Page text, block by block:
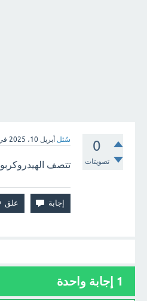
0
تصويتات
سُئل أبريل 10، 2025
تتصف
1 إجابة واحدة